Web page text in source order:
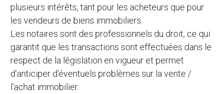
plusieurs intérêts, tant pour les acheteurs que pour
les vendeurs de biens immobiliers.
Les notaires sont des professionnels du droit, ce qui
garantit que les transactions sont effectuées dans le
respect de la législation en vigueur et permet
d’anticiper d’éventuels problèmes sur la vente /
l’achat immobilier.